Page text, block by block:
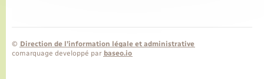
© Direction de l’information légale et administrative
comarquage developpé par baseo.io